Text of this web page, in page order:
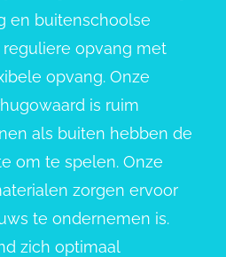
en buitenschoolse
opvang met
opvang. Onze
is ruim
als buiten hebben de
om te spelen. Onze
zorgen ervoor
te ondernemen is.
zich optimaal